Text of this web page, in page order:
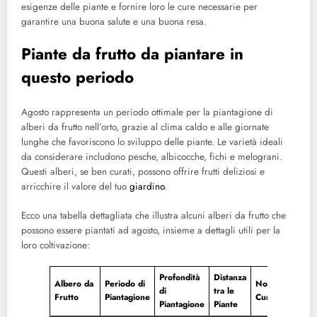
esigenze delle piante e fornire loro le cure necessarie per
garantire una buona salute e una buona resa.
Piante da frutto da piantare in
questo periodo
Agosto rappresenta un periodo ottimale per la piantagione di
alberi da frutto nell’orto, grazie al clima caldo e alle giornate
lunghe che favoriscono lo sviluppo delle piante. Le varietà ideali
da considerare includono pesche, albicocche, fichi e melograni.
Questi alberi, se ben curati, possono offrire frutti deliziosi e
arricchire il valore del tuo giardino.
Ecco una tabella dettagliata che illustra alcuni alberi da frutto che
possono essere piantati ad agosto, insieme a dettagli utili per la
loro coltivazione:
Albero da
Frutto
Periodo di
Piantagione
Profondità
di
Piantagione
Distanza
tra le
Piante
Note sulla
Cura